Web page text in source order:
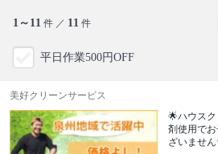
1～11 件 ／ 11 件
平日作業500円OFF
美好クリーンサービス
🌟ハウス
剤使用で
ざいません